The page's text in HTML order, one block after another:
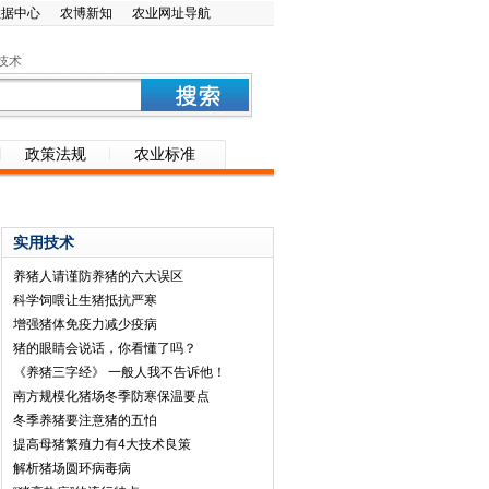
中心 农博新知 农业网址导航
术
政策法规 农业标准
实用技术
养猪人请谨防养猪的六大误区
科学饲喂让生猪抵抗严寒
增强猪体免疫力减少疫病
猪的眼睛会说话，你看懂了吗？
《养猪三字经》 一般人我不告诉他！
南方规模化猪场冬季防寒保温要点
冬季养猪要注意猪的五怕
提高母猪繁殖力有4大技术良策
解析猪场圆环病毒病